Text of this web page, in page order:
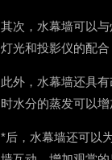
其次，水幕墙可以
灯光和投影仪的配
此外，水幕墙还具
时水分的蒸发可以
*后，水幕墙还可以